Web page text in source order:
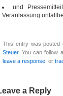
und
Veranlassung
This entry was posted
Steuer. You can follow
leave a response , or
a Reply